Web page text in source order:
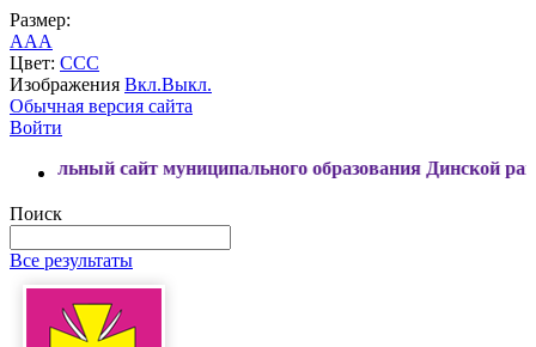
Размер:
AAA
Цвет: CCC
Изображения Вкл.Выкл.
Обычная версия сайта
Войти
муниципального образования Динской район
Поиск
Все результаты